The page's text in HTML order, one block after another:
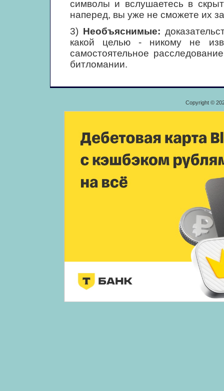
символы и вслушаетесь в
наперед, вы уже не сможете их
3) Необъяснимые:
какой целью - никому не
самостоятельное
битломании.
Copyright ©